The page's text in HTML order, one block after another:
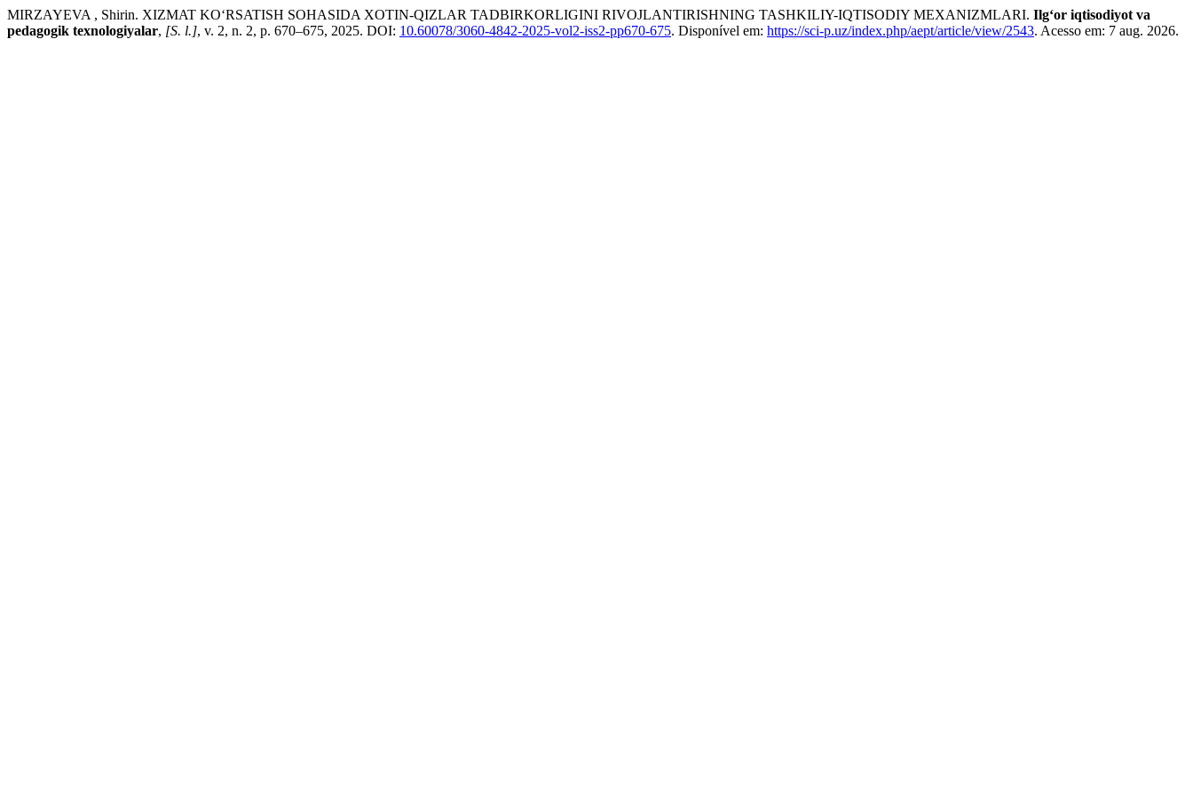
MIRZAYEVA , Shirin. XIZMAT KO‘RSATISH SOHASIDA XOTIN-QIZLAR TADBIRKORLIGINI RIVOJLANTIRISHNING TASHKILIY-IQTISODIY MEXANIZMLARI. Ilgʻor iqtisodiyot va
pedagogik texnologiyalar, [S. l.], v. 2, n. 2, p. 670–675, 2025. DOI: 10.60078/3060-4842-2025-vol2-iss2-pp670-675. Disponível em: https://sci-p.uz/index.php/aept/article/view/2543. Acesso em: 7 aug. 2026.